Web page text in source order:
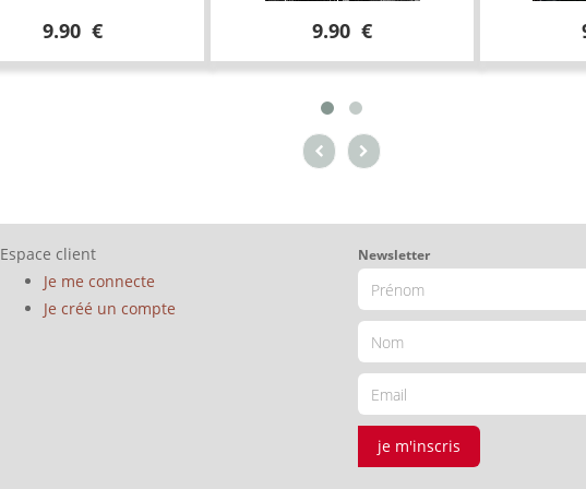
9.90 € 9.90 €
Espace client
Je me connecte
Je créé un compte
Newsletter
je m'inscris